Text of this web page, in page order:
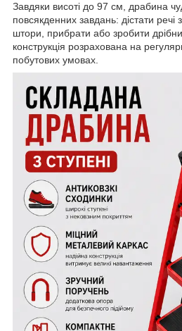
Завдяки висоті до 97 см, драбина
повсякденних завдань: дістати речі
штори, прибрати або зробити
конструкція розрахована на
побутових умовах.